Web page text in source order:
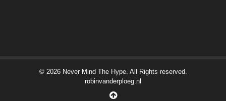
© 2026 Never Mind The Hype. All Rights reserved.
robinvanderploeg.nl